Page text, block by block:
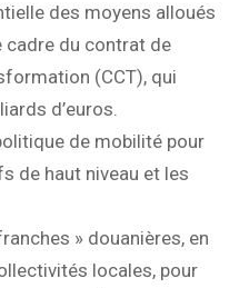
des moyens alloués
cadre du contrat de
(CCT), qui
d’euros.
de mobilité pour
de haut niveau et les
» douanières, en
locales, pour